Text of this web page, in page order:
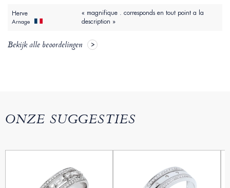
Herve
Arnage
« magnifique . corresponds en tout point a la
description »
Bekijk alle beoordelingen
ONZE SUGGESTIES